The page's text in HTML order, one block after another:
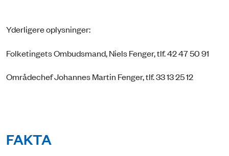
Yderligere oplysninger:
Folketingets Ombudsmand, Niels Fenger, tlf. 42 47 50 91
Områdechef Johannes Martin Fenger, tlf. 33 13 25 12
FAKTA